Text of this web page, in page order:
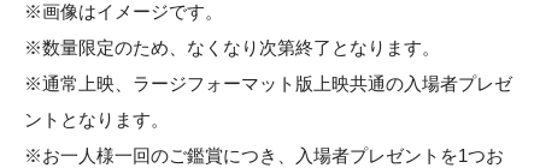
※画像はイメージです。
※数量限定のため、なくなり次第終了となります。
※通常上映、ラージフォーマット版上映共通の入場者プレゼ
ントとなります。
※お一人様一回のご鑑賞につき、入場者プレゼントを1つお